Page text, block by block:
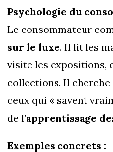
Psychologie du
Le consommateur
sur le luxe. Il lit les
visite les expositions,
collections. Il
ceux qui « savent
de l’apprentissage
Exemples concrets :